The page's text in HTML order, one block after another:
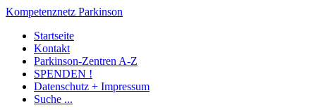
Kompetenznetz Parkinson
Startseite
Kontakt
Parkinson-Zentren A-Z
SPENDEN !
Datenschutz + Impressum
Suche ...